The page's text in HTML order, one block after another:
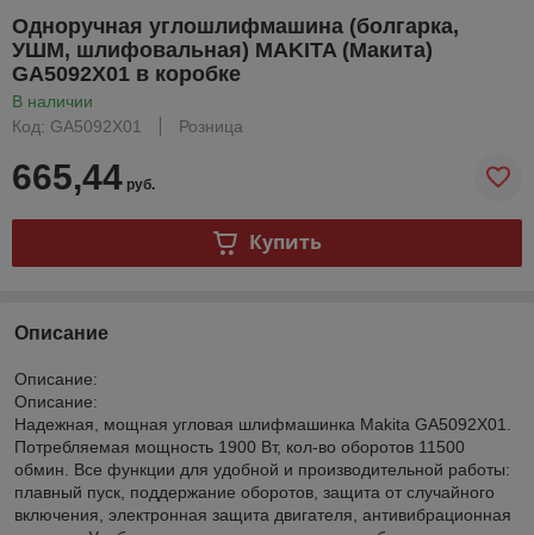
Одноручная углошлифмашина (болгарка,
УШМ, шлифовальная) MAKITA (Макита)
GA5092X01 в коробке
В наличии
Код: GA5092X01
Розница
665,44 руб.
Купить
Описание
Описание:
Описание:
Надежная, мощная угловая шлифмашинка Makita GA5092X01.
Потребляемая мощность 1900 Вт, кол-во оборотов 11500
обмин. Все функции для удобной и производительной работы:
плавный пуск, поддержание оборотов, защита от случайного
включения, электронная защита двигателя, антивибрационная